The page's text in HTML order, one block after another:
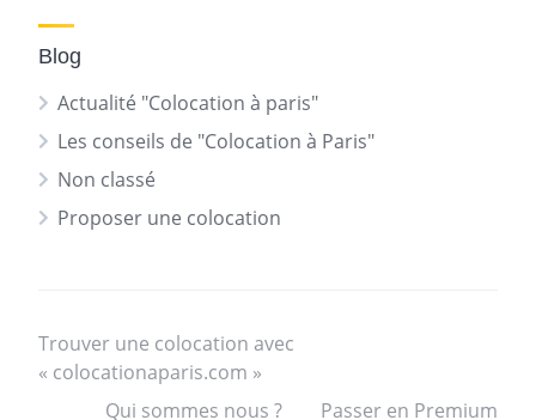
Blog
Actualité "Colocation à paris"
Les conseils de "Colocation à Paris"
Non classé
Proposer une colocation
Trouver une colocation avec
« colocationaparis.com »
Qui sommes nous ?
Passer en Premium